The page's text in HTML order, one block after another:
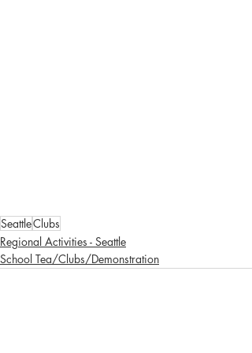
SeattleClubs
Regional Activities - Seattle
School Tea/Clubs/Demonstration